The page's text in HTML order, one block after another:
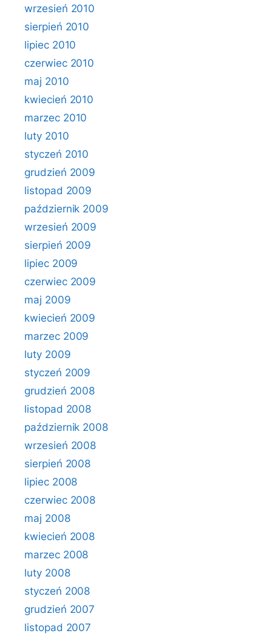
wrzesień 2010
sierpień 2010
lipiec 2010
czerwiec 2010
maj 2010
kwiecień 2010
marzec 2010
luty 2010
styczeń 2010
grudzień 2009
listopad 2009
październik 2009
wrzesień 2009
sierpień 2009
lipiec 2009
czerwiec 2009
maj 2009
kwiecień 2009
marzec 2009
luty 2009
styczeń 2009
grudzień 2008
listopad 2008
październik 2008
wrzesień 2008
sierpień 2008
lipiec 2008
czerwiec 2008
maj 2008
kwiecień 2008
marzec 2008
luty 2008
styczeń 2008
grudzień 2007
listopad 2007